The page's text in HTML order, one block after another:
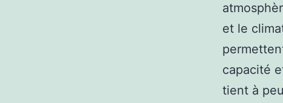
et le
capacité
tient à